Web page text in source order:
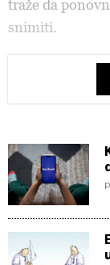
traže da
snimiti.